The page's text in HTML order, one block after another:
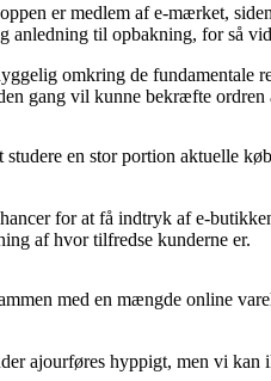
er medlem af e-mærket,
anledning til opbakning, for så
omkring de fundamentale
gang vil kunne bekræfte
en stor portion aktuelle
for at få indtryk af e-
af hvor tilfredse kunderne er.
med en mængde online
ajourføres hyppigt, men vi